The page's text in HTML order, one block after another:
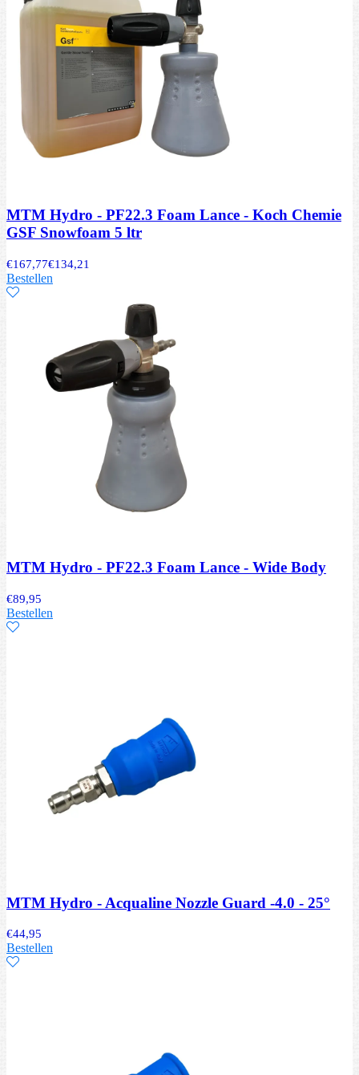
MTM Hydro - PF22.3 Foam Lance - Koch Chemie
GSF Snowfoam 5 ltr
€167,77€134,21
Bestellen
MTM Hydro - PF22.3 Foam Lance - Wide Body
€89,95
Bestellen
MTM Hydro - Acqualine Nozzle Guard -4.0 - 25°
€44,95
Bestellen